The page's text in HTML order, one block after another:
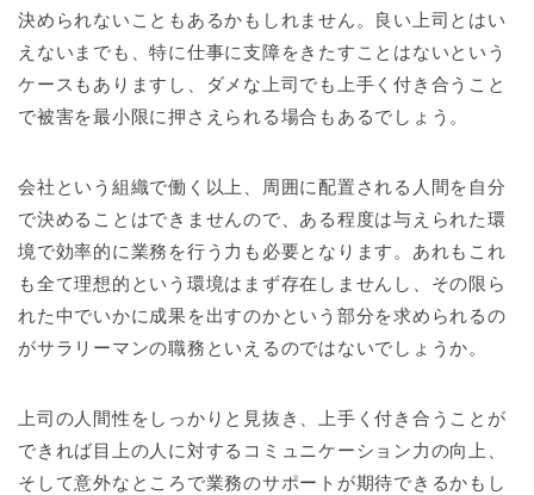
決められないこともあるかもしれません。良い上司とはい
えないまでも、特に仕事に支障をきたすことはないという
ケースもありますし、ダメな上司でも上手く付き合うこと
で被害を最小限に押さえられる場合もあるでしょう。
会社という組織で働く以上、周囲に配置される人間を自分
で決めることはできませんので、ある程度は与えられた環
境で効率的に業務を行う力も必要となります。あれもこれ
も全て理想的という環境はまず存在しませんし、その限ら
れた中でいかに成果を出すのかという部分を求められるの
がサラリーマンの職務といえるのではないでしょうか。
上司の人間性をしっかりと見抜き、上手く付き合うことが
できれば目上の人に対するコミュニケーション力の向上、
そして意外なところで業務のサポートが期待できるかもし